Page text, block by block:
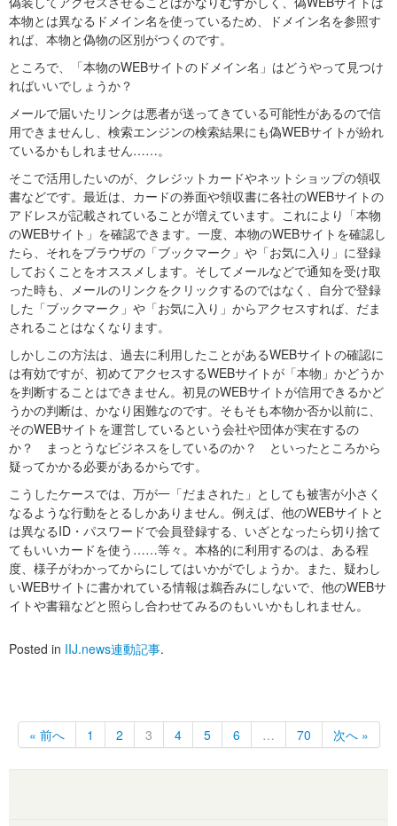
本物とは異なるドメイン名を使っているため、ドメイン名を参照す
れば、本物と偽物の区別がつくのです。
ところで、「本物のWEBサイトのドメイン名」はどうやって見つけ
ればいいでしょうか？
メールで届いたリンクは悪者が送ってきている可能性があるので信
用できませんし、検索エンジンの検索結果にも偽WEBサイトが紛れ
ているかもしれません……。
そこで活用したいのが、クレジットカードやネットショップの領収
書などです。最近は、カードの券面や領収書に各社のWEBサイトの
アドレスが記載されていることが増えています。これにより「本物
のWEBサイト」を確認できます。一度、本物のWEBサイトを確認し
たら、それをブラウザの「ブックマーク」や「お気に入り」に登録
しておくことをオススメします。そしてメールなどで通知を受け取
った時も、メールのリンクをクリックするのではなく、自分で登録
した「ブックマーク」や「お気に入り」からアクセスすれば、だま
されることはなくなります。
しかしこの方法は、過去に利用したことがあるWEBサイトの確認に
は有効ですが、初めてアクセスするWEBサイトが「本物」かどうか
を判断することはできません。初見のWEBサイトが信用できるかど
うかの判断は、かなり困難なのです。そもそも本物か否か以前に、
そのWEBサイトを運営しているという会社や団体が実在するの
か？ まっとうなビジネスをしているのか？ といったところから
疑ってかかる必要があるからです。
こうしたケースでは、万が一「だまされた」としても被害が小さく
なるような行動をとるしかありません。例えば、他のWEBサイトと
は異なるID・パスワードで会員登録する、いざとなったら切り捨て
てもいいカードを使う……等々。本格的に利用するのは、ある程
度、様子がわかってからにしてはいかがでしょうか。また、疑わし
いWEBサイトに書かれている情報は鵜呑みにしないで、他のWEBサ
イトや書籍などと照らし合わせてみるのもいいかもしれません。
Posted in IIJ.news連動記事.
« 前へ 1 2 3 4 5 6 … 70 次へ »